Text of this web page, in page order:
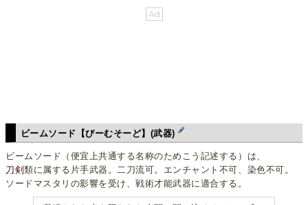
ビームソード【びーむそーど】(武器)
ビームソード（便宜上共通する名称のためこう記述する）は、
刀剣類に属する片手武器。二刀流可。エンチャント不可、染色不可。
ソードマスタリの影響を受け、戦術才能武器に適合する。